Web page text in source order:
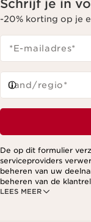
Schrijf je in
-20% korting op je
*E-mailadres*
Land/regio*
LEES MEER
De op dit formulier
serviceproviders
beheren van uw
beheren van de
aanbiedingen te